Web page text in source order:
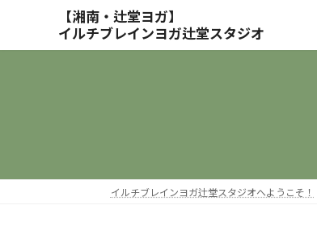
テ
プ
ゲ
動
イルチブレインヨガ辻堂スタジオへようこそ！